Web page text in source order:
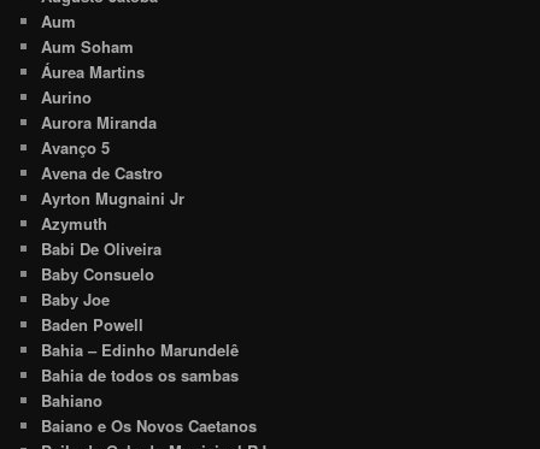
Aum
Aum Soham
Áurea Martins
Aurino
Aurora Miranda
Avanço 5
Avena de Castro
Ayrton Mugnaini Jr
Azymuth
Babi De Oliveira
Baby Consuelo
Baby Joe
Baden Powell
Bahia – Edinho Marundelê
Bahia de todos os sambas
Bahiano
Baiano e Os Novos Caetanos